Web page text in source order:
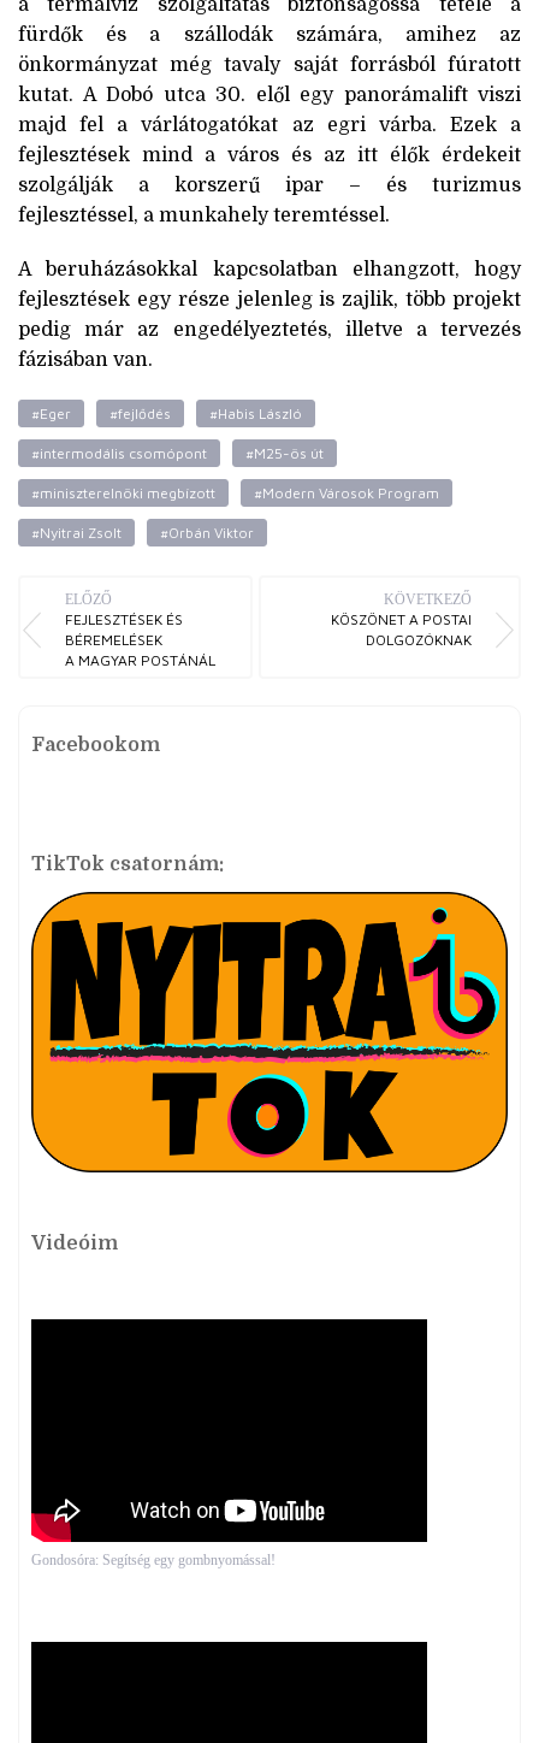
a termálvíz szolgáltatás biztonságossá tétele a
fürdők és a szállodák számára, amihez az
önkormányzat még tavaly saját forrásból fúratott
kutat. A Dobó utca 30. elől egy panorámalift viszi
majd fel a várlátogatókat az egri várba. Ezek a
fejlesztések mind a város és az itt élők érdekeit
szolgálják a korszerű ipar – és turizmus
fejlesztéssel, a munkahely teremtéssel.
A beruházásokkal kapcsolatban elhangzott, hogy
fejlesztések egy része jelenleg is zajlik, több projekt
pedig már az engedélyeztetés, illetve a tervezés
fázisában van.
#Eger #fejlődés #Habis László
#intermodális csomópont #M25-ös út
#miniszterelnöki megbízott #Modern Városok Program
#Nyitrai Zsolt #Orbán Viktor
ELŐZŐ
FEJLESZTÉSEK ÉS
BÉREMELÉSEK
A MAGYAR POSTÁNÁL
KÖVETKEZŐ
KÖSZÖNET A POSTAI
DOLGOZÓKNAK
Facebookom
TikTok csatornám:
Videóim
Gondosóra: Segítség egy gombnyomással!